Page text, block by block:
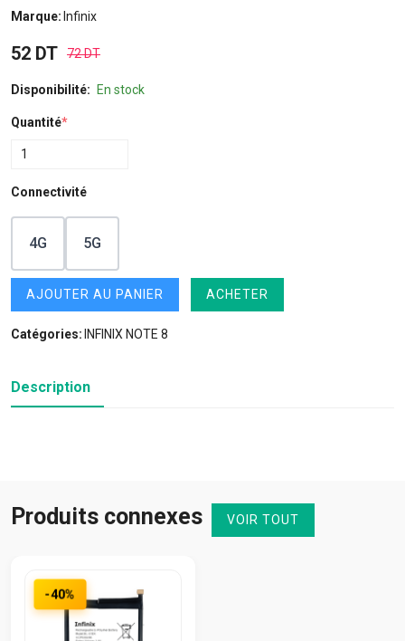
Marque: Infinix
52 DT 72 DT
Disponibilité: En stock
Quantité*
Connectivité
4G 5G
AJOUTER AU PANIER ACHETER
Catégories: INFINIX NOTE 8
Description
Produits connexes VOIR TOUT
-40%